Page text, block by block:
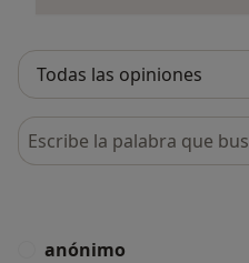
Busca en opiniones
anónimo